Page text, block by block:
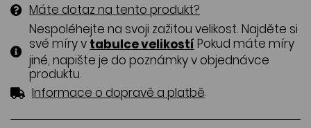
Máte dotaz na tento produkt?
Nespoléhejte na svoji zažitou velikost. Najděte si
své míry v tabulce velikostí Pokud máte míry
jiné, napište je do poznámky v objednávce
produktu.
Informace o dopravě a platbě.